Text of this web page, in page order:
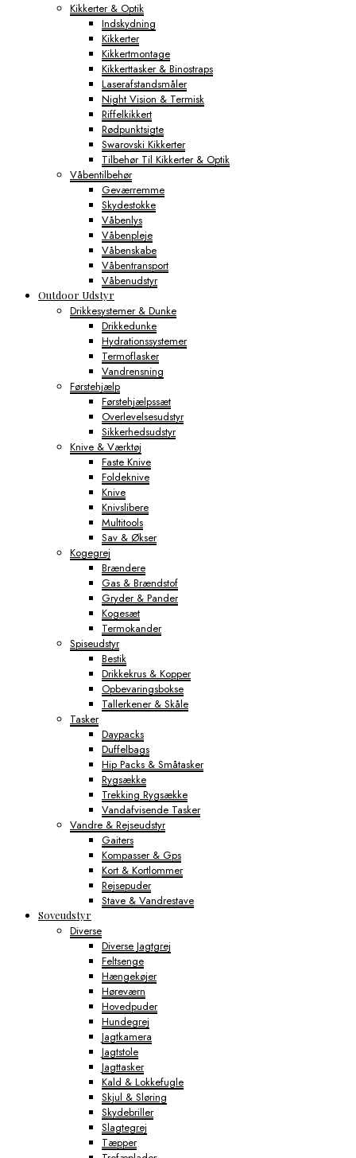
Kikkerter & Optik
Indskydning
Kikkerter
Kikkertmontage
Kikkerttasker & Binostraps
Laserafstandsmåler
Night Vision & Termisk
Riffelkikkert
Rødpunktsigte
Swarovski Kikkerter
Tilbehør Til Kikkerter & Optik
Våbentilbehør
Geværremme
Skydestokke
Våbenlys
Våbenpleje
Våbenskabe
Våbentransport
Våbenudstyr
Outdoor Udstyr
Drikkesystemer & Dunke
Drikkedunke
Hydrationssystemer
Termoflasker
Vandrensning
Førstehjælp
Førstehjælpssæt
Overlevelsesudstyr
Sikkerhedsudstyr
Knive & Værktøj
Faste Knive
Foldeknive
Knive
Knivslibere
Multitools
Sav & Økser
Kogegrej
Brændere
Gas & Brændstof
Gryder & Pander
Kogesæt
Termokander
Spiseudstyr
Bestik
Drikkekrus & Kopper
Opbevaringsbokse
Tallerkener & Skåle
Tasker
Daypacks
Duffelbags
Hip Packs & Småtasker
Rygsække
Trekking Rygsække
Vandafvisende Tasker
Vandre & Rejseudstyr
Gaiters
Kompasser & Gps
Kort & Kortlommer
Rejsepuder
Stave & Vandrestave
Soveudstyr
Diverse
Diverse Jagtgrej
Feltsenge
Hængekøjer
Høreværn
Hovedpuder
Hundegrej
Jagtkamera
Jagtstole
Jagttasker
Kald & Lokkefugle
Skjul & Sløring
Skydebriller
Slagtegrej
Tæpper